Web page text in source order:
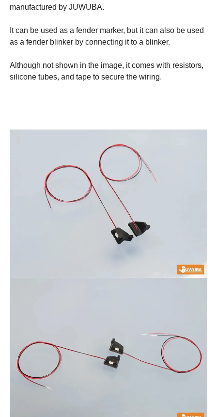
manufactured by JUWUBA.
It can be used as a fender marker, but it can also be used
as a fender blinker by connecting it to a blinker.
Although not shown in the image, it comes with resistors,
silicone tubes, and tape to secure the wiring.